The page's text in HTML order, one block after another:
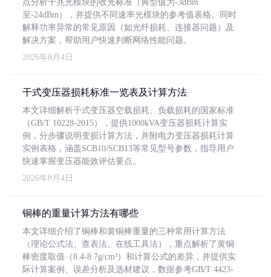
点分析千兆光模块的收光标准（典型值为-3dBm
至-24dBm），并提供不同速率光模块的参考值表格。同时
解释功率异常的常见原因（如光纤损耗、连接器问题）及
解决方案，帮助用户快速判断网络性能问题。
2026年8月4日
干式变压器损耗标准一览表及计算方法
本文详细解析干式变压器空载损耗、负载损耗的国家标准
（GB/T 10228-2015），提供1000kVA变压器损耗计算实
例，分步骤说明变损计算方法，并附电力变压器损耗计算
实例表格，涵盖SCB10/SCB13等常见型号参数，指导用户
快速掌握变压器能效评估要点。
2026年8月4日
铜棒的重量计算方法有哪些
本文详细介绍了铜棒和黄铜棒重量的三种常用计算方法
（理论公式法、查表法、在线工具法），重点解析了黄铜
棒密度取值（8.4-8.7g/cm³）和计算公式的差异，并提供实
际计算案例、误差分析及选材建议，数据参考GB/T 4423-